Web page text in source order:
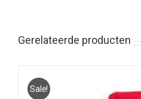
Gerelateerde producten
Sale!